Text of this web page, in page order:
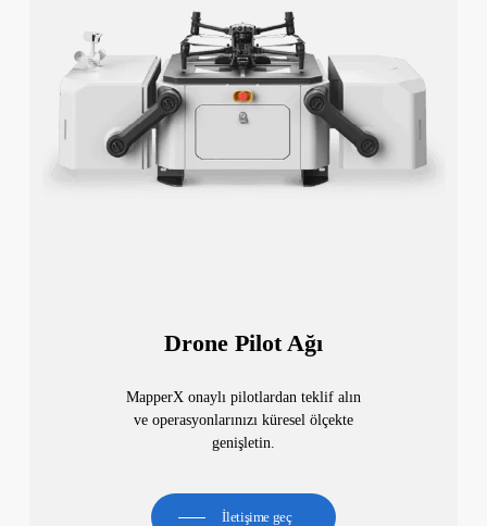
Drone Pilot Ağı
MapperX onaylı pilotlardan teklif alın
ve operasyonlarınızı küresel ölçekte
genişletin.
İletişime geç